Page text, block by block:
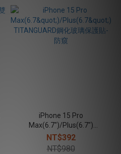
iPhone 15 Pro
Max(6.7")/Plus(6.7")
TITANGUARD鋼化玻璃保護
貼-防窺
NT$392
NT$980